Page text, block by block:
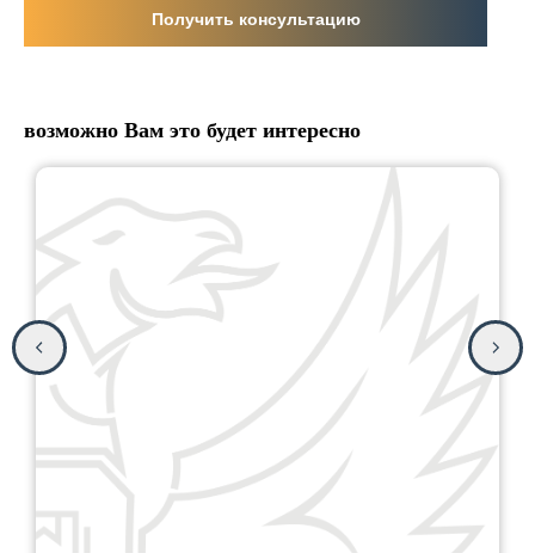
Получить консультацию
возможно Вам это будет интересно